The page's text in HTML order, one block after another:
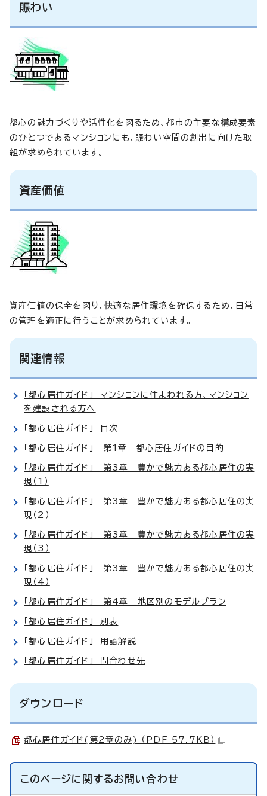
賑わい
都心の魅力づくりや活性化を図るため、都市の主要な構成要素
のひとつであるマンションにも、賑わい空間の創出に向けた取
組が求められています。
資産価値
資産価値の保全を図り、快適な居住環境を確保するため、日常
の管理を適正に行うことが求められています。
関連情報
「都心居住ガイド」 マンションに住まわれる方、マンション
を建設される方へ
「都心居住ガイド」 目次
「都心居住ガイド」 第1章 都心居住ガイドの目的
「都心居住ガイド」 第3章 豊かで魅力ある都心居住の実
現（1）
「都心居住ガイド」 第3章 豊かで魅力ある都心居住の実
現（2）
「都心居住ガイド」 第3章 豊かで魅力ある都心居住の実
現（3）
「都心居住ガイド」 第3章 豊かで魅力ある都心居住の実
現（4）
「都心居住ガイド」 第4章 地区別のモデルプラン
「都心居住ガイド」 別表
「都心居住ガイド」 用語解説
「都心居住ガイド」 問合わせ先
ダウンロード
都心居住ガイド(第2章のみ) （PDF 57.7KB）
このページに関するお問い合わせ